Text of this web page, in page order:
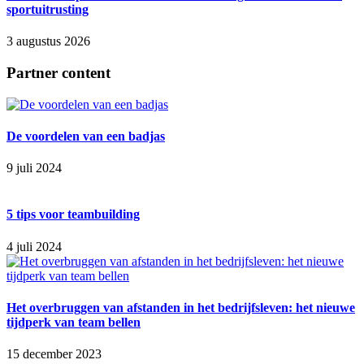
sportuitrusting
3 augustus 2026
Partner content
De voordelen van een badjas
9 juli 2024
5 tips voor teambuilding
4 juli 2024
Het overbruggen van afstanden in het bedrijfsleven: het nieuwe
tijdperk van team bellen
15 december 2023